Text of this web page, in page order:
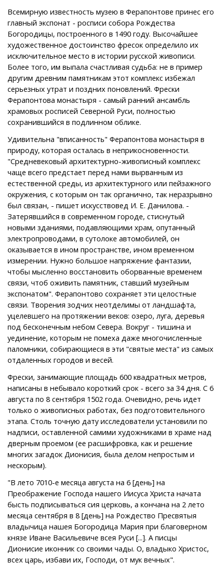
Всемирную известность музею в Ферапонтове принес его
главный экспонат - росписи собора Рождества
Богородицы, построенного в 1490 году. Высочайшее
художественное достоинство фресок определило их
исключительное место в истории русской живописи.
Более того, им выпала счастливая судьба: не в пример
другим древним памятникам этот комплекс избежал
серьезных утрат и поздних поновлений. Фрески
Ферапонтова монастыря - самый ранний ансамбль
храмовых росписей Северной Руси, полностью
сохранившийся в подлинном облике.
Удивительна "вписанность" Ферапонтова монастыря в
природу, которая осталась в неприкосновенности.
"Средневековый архитектурно-живописный комплекс
чаще всего предстает перед нами вырванным из
естественной среды, из архитектурного или пейзажного
окружения, с которым он так органично, так неразрывно
был связан, - пишет искусствовед И. Е. Данилова. -
Затерявшийся в современном городе, стиснутый
новыми зданиями, подавляющими храм, опутанный
электропроводами, в сутолоке автомобилей, он
оказывается в ином пространстве, ином временном
измерении. Нужно большое напряжение фантазии,
чтобы мысленно восстановить оборванные временем
связи, чтоб оживить памятник, ставший музейным
экспонатом". Ферапонтово сохраняет эти целостные
связи. Творения зодчих неотделимы от ландшафта,
уцелевшего на протяжении веков: озеро, луга, деревья
под бесконечным небом Севера. Вокруг - тишина и
уединение, которым не помеха даже многочисленные
паломники, собирающиеся в эти "святые места" из самых
отдаленных городов и весей.
Фрески, занимающие площадь 600 квадратных метров,
написаны в небывало короткий срок - всего за 34 дня. С 6
августа по 8 сентября 1502 года. Очевидно, речь идет
только о живописных работах, без подготовительного
этапа. Столь точную дату исследователи установили по
надписи, оставленной самими художниками в храме над
дверным проемом (ее расшифровка, как и решение
многих загадок Дионисия, была делом непростым и
нескорым).
"В лето 7010-е месяца августа на 6 [день] на
Преображение Господа нашего Иисуса Христа начата
бысть подписываться сия церковь, а кончана на 2 лето
месяца сентября в 8 [день] на Рождество Пресвятыя
владычица нашея Богородица Мария при благоверном
князе Иване Васильевиче всея Руси [...]. А писцы
Дионисие иконник со своими чады. О, владыко Христос,
всех царь, избави их, Господи, от мук вечных".